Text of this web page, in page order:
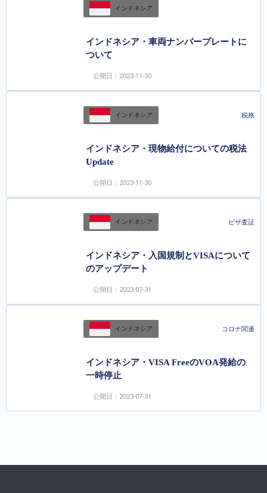
インドネシア
インドネシア・車両ナンバープレートに
ついて
公開日：2023-11-30
インドネシア 税務
インドネシア・現物給付についての税法
Update
公開日：2023-11-30
インドネシア ビザ査証
インドネシア・入国規制とVISAについて
のアップデート
公開日：2023-07-31
インドネシア コロナ関連
インドネシア・VISA FreeのVOA発給の
一時停止
公開日：2023-07-31